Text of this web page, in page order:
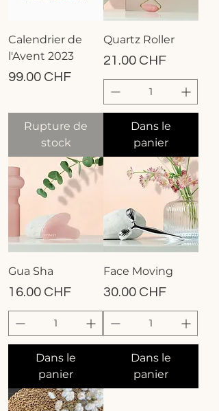
Calendrier de
l'Avent 2023
Prix
99.00 CHF
Rupture de
stock
Quartz Roller
Prix
21.00 CHF
Dans le
panier
Gua Sha
Prix
16.00 CHF
Dans le
panier
Face Moving
Prix
30.00 CHF
Dans le
panier